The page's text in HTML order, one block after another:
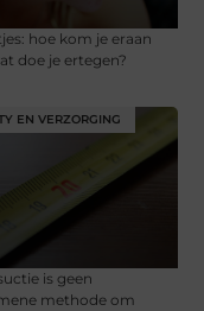
hoe kom je eraan
doe je ertegen?
EN VERZORGING
is geen
methode om